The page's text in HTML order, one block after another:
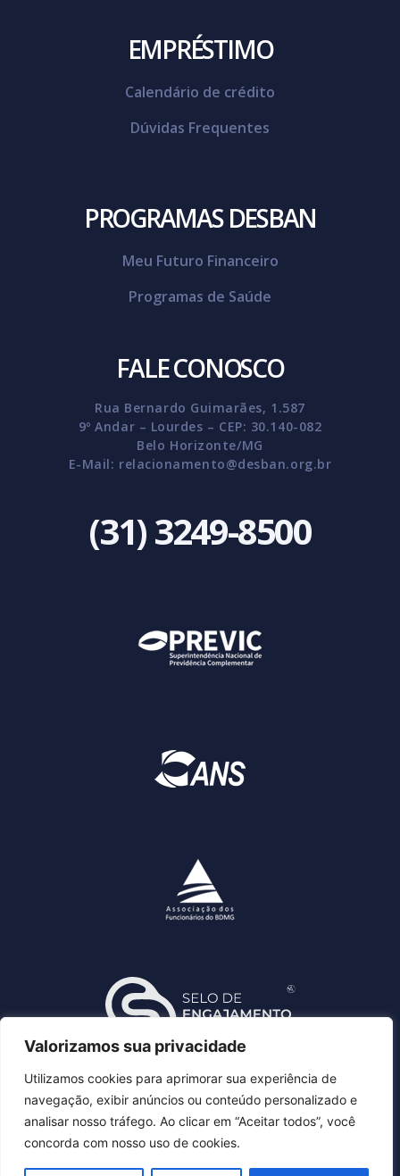
Valorizamos sua privacidade
Utilizamos cookies para aprimorar sua experiência de
navegação, exibir anúncios ou conteúdo personalizado e
analisar nosso tráfego. Ao clicar em “Aceitar todos”, você
concorda com nosso uso de cookies.
EMPRÉSTIMO
Calendário de crédito
Dúvidas Frequentes
PROGRAMAS DESBAN
Meu Futuro Financeiro
Programas de Saúde
FALE CONOSCO
Rua Bernardo Guimarães, 1.587
9º Andar – Lourdes – CEP: 30.140-082
Belo Horizonte/MG
E-Mail: relacionamento@desban.org.br
(31) 3249-8500
DESBAN - Fundação BDMG de Seguridade Social